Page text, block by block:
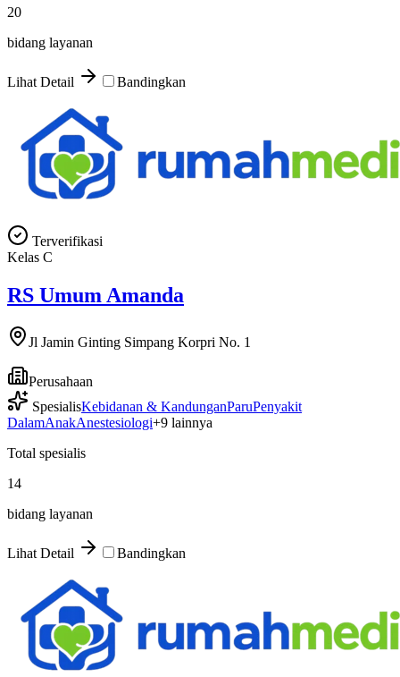
20
bidang layanan
Lihat Detail Bandingkan
Terverifikasi
Kelas C
RS Umum Amanda
Jl Jamin Ginting Simpang Korpri No. 1
Perusahaan
SpesialisKebidanan & KandunganParuPenyakit
DalamAnakAnestesiologi+9 lainnya
Total spesialis
14
bidang layanan
Lihat Detail Bandingkan